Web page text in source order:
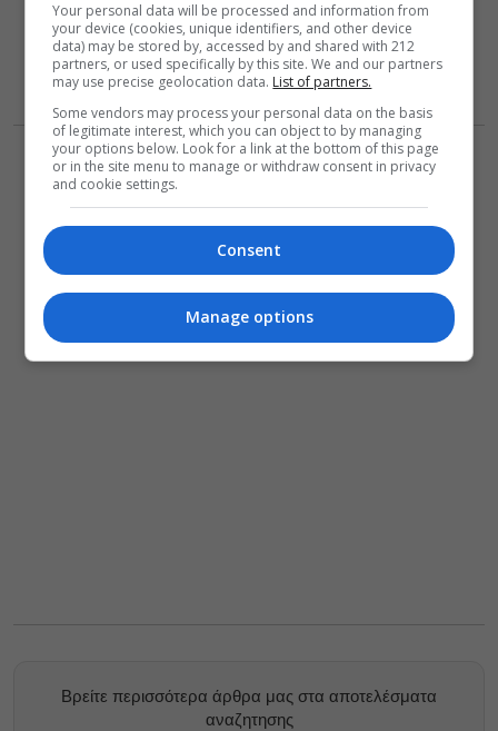
Βρείτε περισσότερα άρθρα μας στα αποτελέσματα
αναζητησης
Your personal data will be processed and information from
your device (cookies, unique identifiers, and other device
data) may be stored by, accessed by and shared with 212
partners, or used specifically by this site. We and our partners
may use precise geolocation data. List of partners.
Some vendors may process your personal data on the basis
of legitimate interest, which you can object to by managing
your options below. Look for a link at the bottom of this page
or in the site menu to manage or withdraw consent in privacy
and cookie settings.
Consent
Manage options